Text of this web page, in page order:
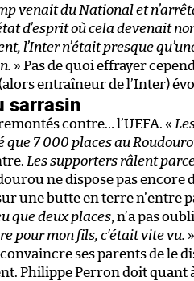
venait du National et
d’esprit où cela devenait
l’Inter n’était presque
» Pas de quoi effrayer
entraîneur de l’Inter)
sarrasin
contre… l’UEFA. «
que 7 000 places au
Les supporters râlent
ne dispose pas
une butte en terre n’entre
que deux places, n’a pas
pour mon fils, c’était vite vu.
ses parents de le
Philippe Perron doit quant